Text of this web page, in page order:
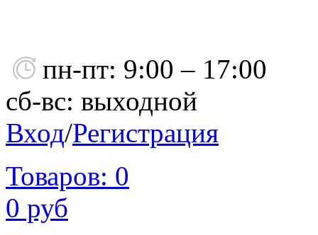
пн-пт: 9:00 – 17:00
сб-вс: выходной
Вход/Регистрация
Товаров: 0
0 руб